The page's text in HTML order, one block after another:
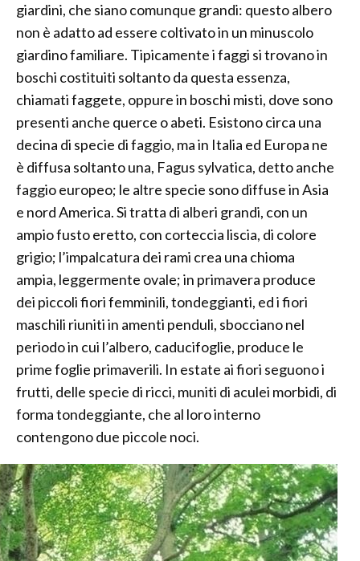
giardini, che siano comunque grandi: questo albero
non è adatto ad essere coltivato in un minuscolo
giardino familiare. Tipicamente i faggi si trovano in
boschi costituiti soltanto da questa essenza,
chiamati faggete, oppure in boschi misti, dove sono
presenti anche querce o abeti. Esistono circa una
decina di specie di faggio, ma in Italia ed Europa ne
è diffusa soltanto una, Fagus sylvatica, detto anche
faggio europeo; le altre specie sono diffuse in Asia
e nord America. Si tratta di alberi grandi, con un
ampio fusto eretto, con corteccia liscia, di colore
grigio; l’impalcatura dei rami crea una chioma
ampia, leggermente ovale; in primavera produce
dei piccoli fiori femminili, tondeggianti, ed i fiori
maschili riuniti in amenti penduli, sbocciano nel
periodo in cui l’albero, caducifoglie, produce le
prime foglie primaverili. In estate ai fiori seguono i
frutti, delle specie di ricci, muniti di aculei morbidi, di
forma tondeggiante, che al loro interno
contengono due piccole noci.